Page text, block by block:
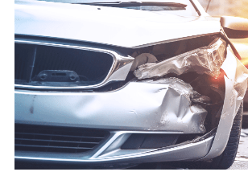
【共同して利用される利用データの項目】
当社又は株式会社NTTドコモがサービス提
した、以下の情報などの個人データ
基本情報
氏名、電話番号、メールアドレス、お客
属性、連絡先、dポイントサービスのご
報。例として、dポイントカード番号、
構成、住所、dポイント残高、dポイン
含まれます。